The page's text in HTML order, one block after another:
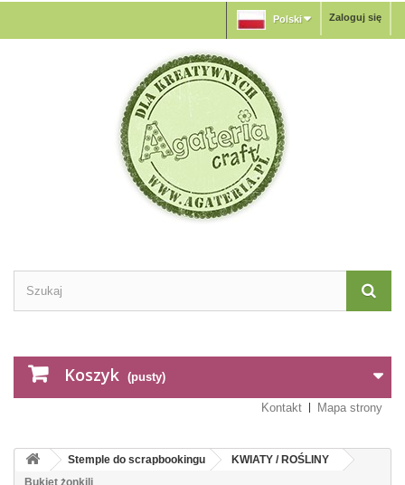
Zaloguj się
Polski
Koszyk (pusty)
Kontakt Mapa strony
Stemple do scrapbookingu
KWIATY / ROŚLINY
Bukiet żonkili